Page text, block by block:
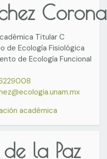
Titular C
de Ecología Fisiológica
de Ecología Funcional
académica
la Paz